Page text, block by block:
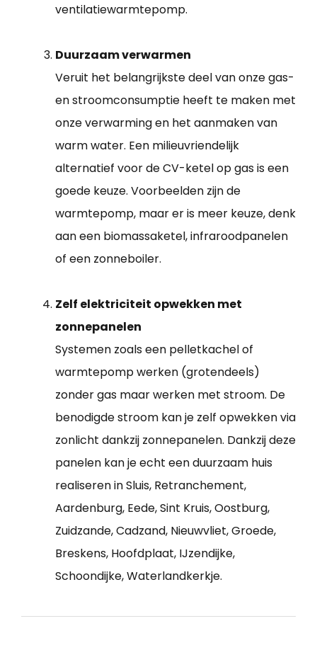
ventilatiewarmtepomp.
Duurzaam verwarmen
Veruit het belangrijkste deel van onze gas-
en stroomconsumptie heeft te maken met
onze verwarming en het aanmaken van
warm water. Een milieuvriendelijk
alternatief voor de CV-ketel op gas is een
goede keuze. Voorbeelden zijn de
warmtepomp, maar er is meer keuze, denk
aan een biomassaketel, infraroodpanelen
of een zonneboiler.
Zelf elektriciteit opwekken met
zonnepanelen
Systemen zoals een pelletkachel of
warmtepomp werken (grotendeels)
zonder gas maar werken met stroom. De
benodigde stroom kan je zelf opwekken via
zonlicht dankzij zonnepanelen. Dankzij deze
panelen kan je echt een duurzaam huis
realiseren in Sluis, Retranchement,
Aardenburg, Eede, Sint Kruis, Oostburg,
Zuidzande, Cadzand, Nieuwvliet, Groede,
Breskens, Hoofdplaat, IJzendijke,
Schoondijke, Waterlandkerkje.